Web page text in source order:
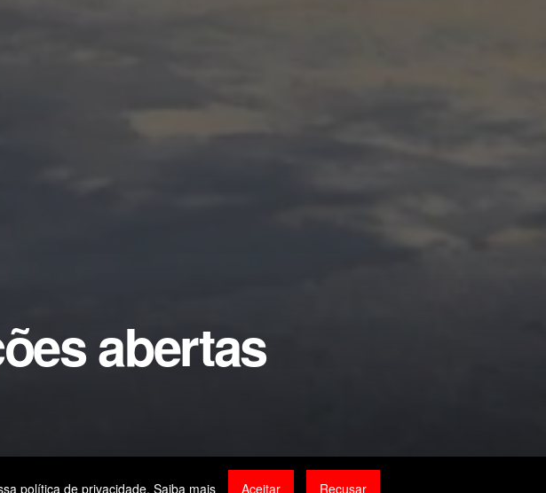
abertas
0 0
política de privacidade. Saiba mais Aceitar Recusar